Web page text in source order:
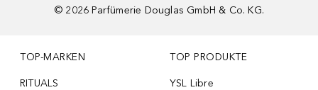
© 2026 Parfümerie Douglas GmbH & Co. KG.
TOP-MARKEN
RITUALS
TOP PRODUKTE
YSL Libre